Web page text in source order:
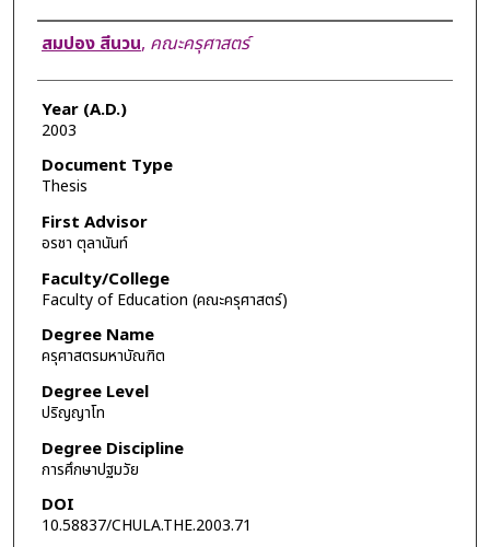
Author
สมปอง สีนวน, คณะครุศาสตร์
Year (A.D.)
2003
Document Type
Thesis
First Advisor
อรชา ตุลานันท์
Faculty/College
Faculty of Education (คณะครุศาสตร์)
Degree Name
ครุศาสตรมหาบัณฑิต
Degree Level
ปริญญาโท
Degree Discipline
การศึกษาปฐมวัย
DOI
10.58837/CHULA.THE.2003.71